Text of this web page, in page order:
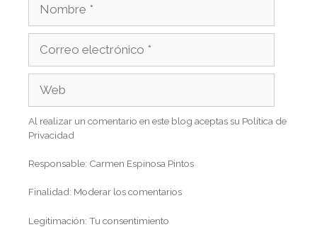
Al realizar un comentario en este blog aceptas su Política de
Privacidad
Responsable: Carmen Espinosa Pintos
Finalidad: Moderar los comentarios
Legitimación: Tu consentimiento